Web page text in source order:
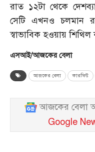
রাত ১২টা থেকে
সেটি এখনও চলমান
স্বাভাবিক হওয়ায়
এসআই/আজকের বেলা
আজকের বেলা কারফিউ
আজকের বেলা
Google